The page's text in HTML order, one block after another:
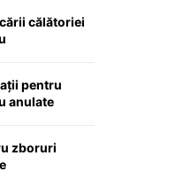
călătoriei
pentru
anulate
zboruri